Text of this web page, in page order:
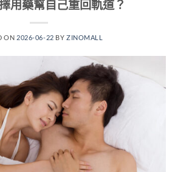
用藥幫自己重回軌道？
ON 2026-06-22 BY ZINOMALL